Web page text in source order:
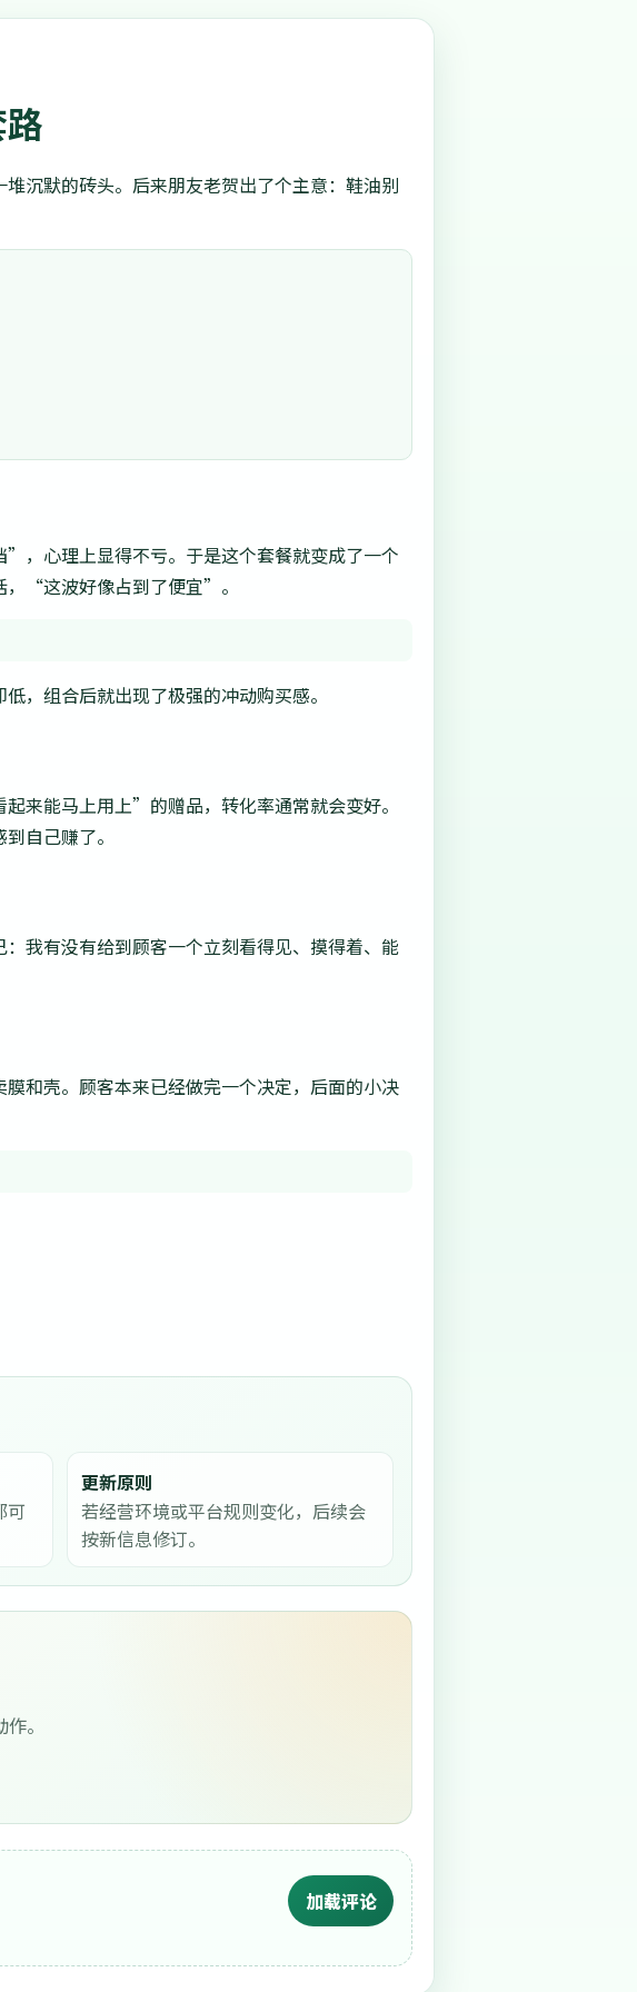
沉默的砖头。后来朋友老贺出了个主意：鞋油别
，心理上显得不亏。于是这个套餐就变成了一个
，“这波好像占到了便宜”。
，组合后就出现了极强的冲动购买感。
来能马上用上”的赠品，转化率通常就会变好。
自己赚了。
我有没有给到顾客一个立刻看得见、摸得着、能
和壳。顾客本来已经做完一个决定，后面的小决
可
更新原则
若经营环境或平台规则变化，后续会
按新信息修订。
。
加载评论